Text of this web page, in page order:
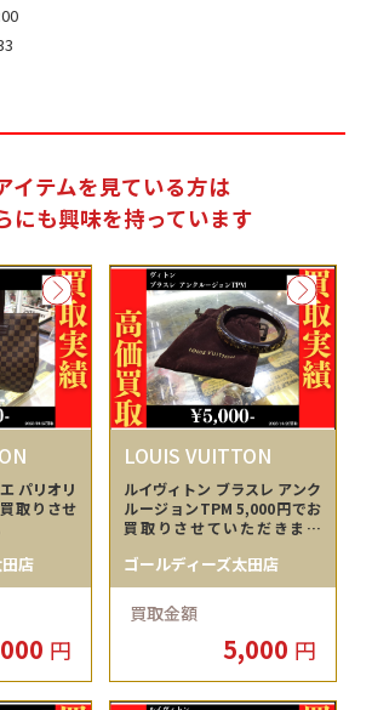
イテムを見ている方は
にも興味を持っています
パリオリ
取りさせ
店
円
LOUIS VUITTON
ルイヴィトン ブラスレ アンク
ルージョンTPM 5,000円でお
買取りさせていただきまし
ゴールディーズ太田店
買取金額
5,000 円